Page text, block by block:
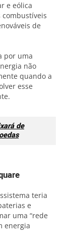
e eólica
​​de
por uma
não
quando a
esse
de
teria
e
uma “rede
energia